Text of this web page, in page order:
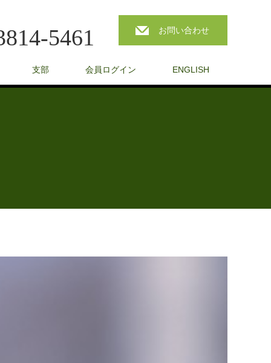
5461 お問い合わせ
支部 会員ログイン ENGLISH